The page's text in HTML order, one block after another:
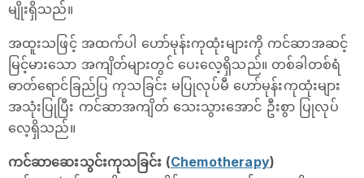
မျိုးရှိသည်။
အထူးသဖြင့် အထက်ပါ ဟော်မုန်းကုထုံးများကို ကင်ဆာအဆင့်
မြင့်မားသော အကျိတ်များတွင် ပေးလေ့ရှိသည်။ တစ်ခါတစ်ရံ
ဓာတ်‌ရောင်ခြည်ပြ ကုသခြင်း မပြုလုပ်မီ ဟော်မုန်းကုထုံးများ
အသုံးပြုပြီး ကင်ဆာအကျိတ် သေးသွားအောင် ဦးစွာ ပြုလုပ်
လေ့ရှိသည်။
ကင်ဆာဆေးသွင်းကုသခြင်း (Chemotherapy)